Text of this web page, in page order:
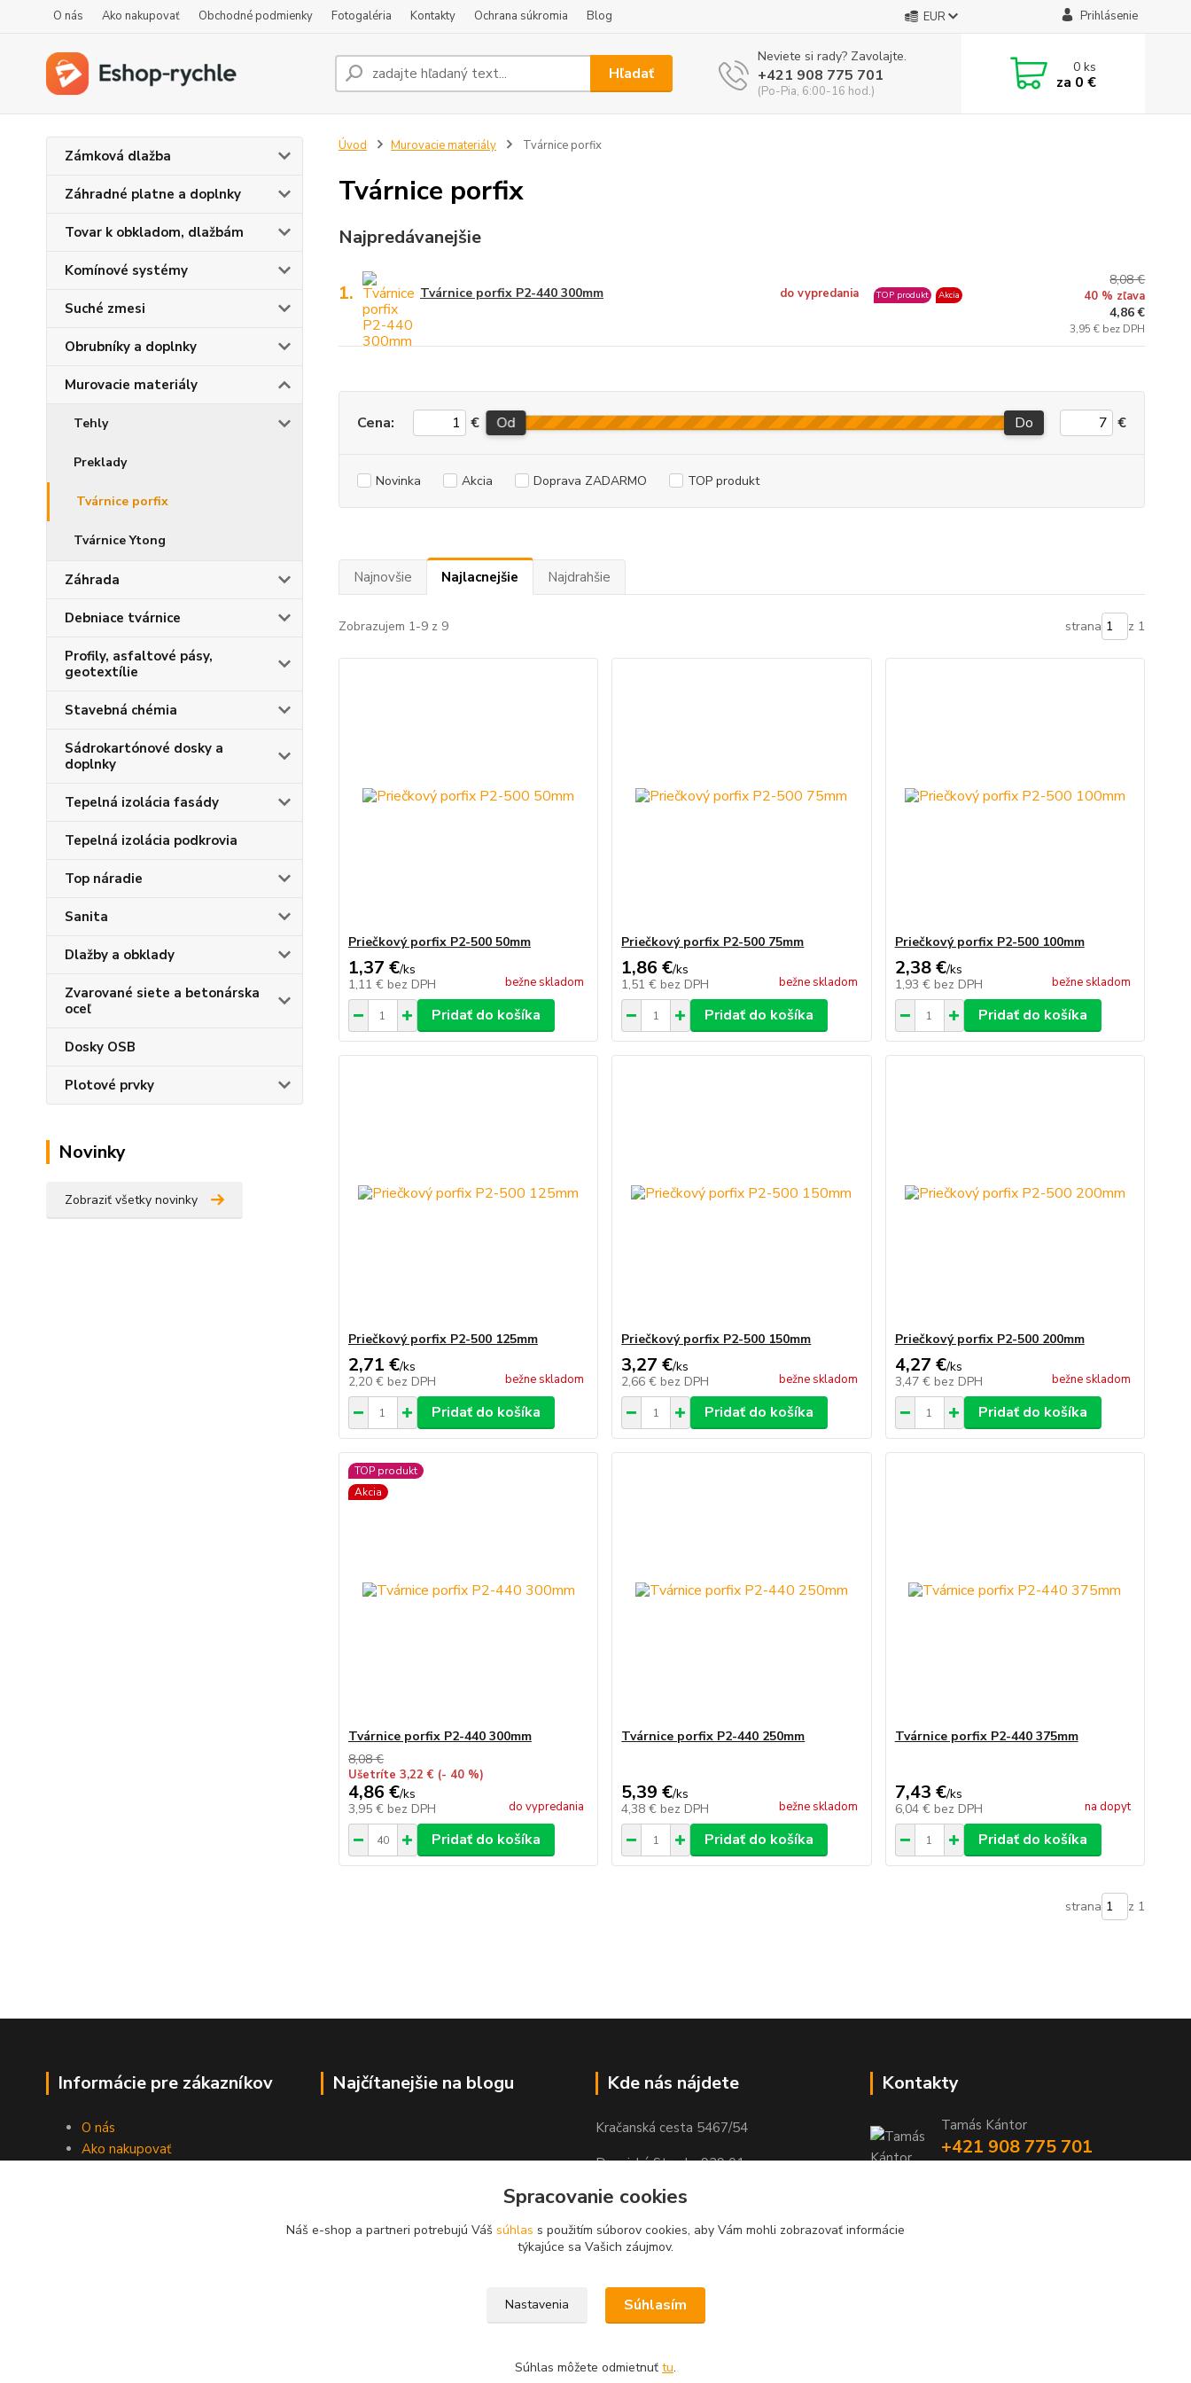
O nás Ako nakupovať Obchodné podmienky Fotogaléria Kontakty Ochrana súkromia Blog EUR Prihlásenie
Hľadať
Neviete si rady? Zavolajte.
+421 908 775 701
(Po-Pia, 6:00-16 hod.)
0ks
za 0 €
Zámková dlažba
Záhradné platne a doplnky
Tovar k obkladom, dlažbám
Komínové systémy
Suché zmesi
Obrubníky a doplnky
Murovacie materiály
Tehly
Preklady
Tvárnice porfix
Tvárnice Ytong
Záhrada
Debniace tvárnice
Profily, asfaltové pásy,
geotextílie
Stavebná chémia
Sádrokartónové dosky a
doplnky
Tepelná izolácia fasády
Tepelná izolácia podkrovia
Top náradie
Sanita
Dlažby a obklady
Zvarované siete a betonárska
oceľ
Dosky OSB
Plotové prvky
Novinky
Zobraziť všetky novinky
Úvod Murovacie materiály Tvárnice porfix
Tvárnice porfix
Najpredávanejšie
1. Tvárnice porfix P2-440 300mm do vypredania TOP produkt Akcia
8,08 €
40 % zľava
4,86 €
3,95 € bez DPH
Cena: € Od Do €
Novinka Akcia Doprava ZADARMO TOP produkt
Najnovšie Najlacnejšie Najdrahšie
Zobrazujem 1-9 z 9 strana z 1
Priečkový porfix P2-500 50mm
1,37 €/ks
1,11 € bez DPH bežne skladom
Pridať do košíka
Priečkový porfix P2-500 75mm
1,86 €/ks
1,51 € bez DPH bežne skladom
Pridať do košíka
Priečkový porfix P2-500 100mm
2,38 €/ks
1,93 € bez DPH bežne skladom
Pridať do košíka
Priečkový porfix P2-500 125mm
2,71 €/ks
2,20 € bez DPH bežne skladom
Pridať do košíka
Priečkový porfix P2-500 150mm
3,27 €/ks
2,66 € bez DPH bežne skladom
Pridať do košíka
Priečkový porfix P2-500 200mm
4,27 €/ks
3,47 € bez DPH bežne skladom
Pridať do košíka
TOP produkt
Akcia
Tvárnice porfix P2-440 300mm
8,08 €
Ušetríte 3,22 € (- 40 %)
4,86 €/ks
3,95 € bez DPH do vypredania
Pridať do košíka
Tvárnice porfix P2-440 250mm
5,39 €/ks
4,38 € bez DPH bežne skladom
Pridať do košíka
Tvárnice porfix P2-440 375mm
7,43 €/ks
6,04 € bez DPH na dopyt
Pridať do košíka
strana z 1
Informácie pre zákazníkov
O nás
Ako nakupovať
Najčítanejšie na blogu Kde nás nájdete
Kračanská cesta 5467/54
Dunajská Streda, 929 01
Kontakty
Tamás Kántor
+421 908 775 701
Spracovanie cookies
Náš e-shop a partneri potrebujú Váš súhlas s použitím súborov cookies, aby Vám mohli zobrazovať informácie
týkajúce sa Vašich záujmov.
Nastavenia Súhlasím
Súhlas môžete odmietnuť tu.